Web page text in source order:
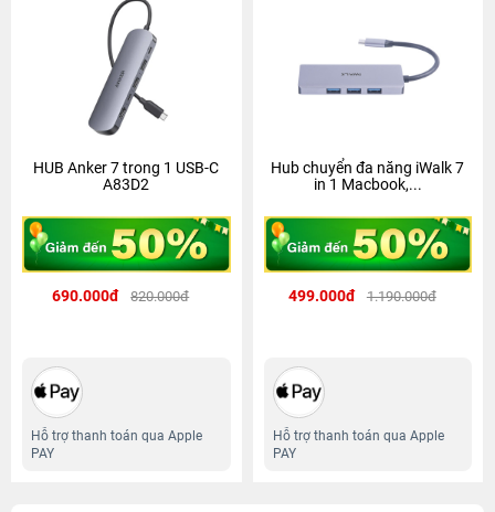
HUB Anker 7 trong 1 USB-C
A83D2
690.000đ 820.000đ
Hỗ trợ thanh toán qua Apple
PAY
Hub chuyển đa năng iWalk 7
in 1 Macbook,...
499.000đ 1.190.000đ
Hỗ trợ thanh toán qua Apple
PAY